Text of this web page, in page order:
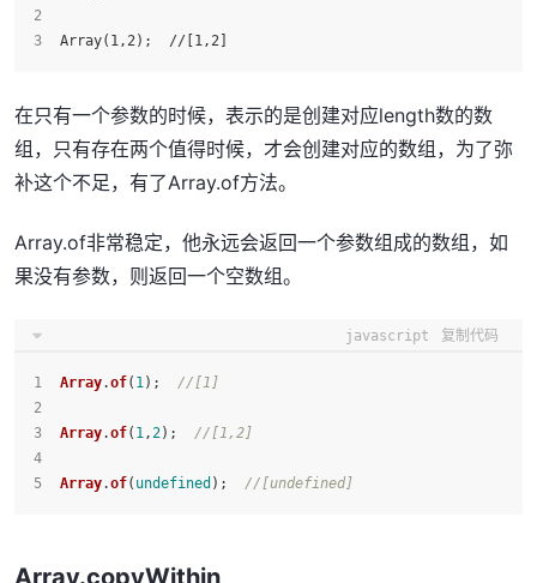
Array(1,2);  //[1,2]
在只有一个参数的时候，表示的是创建对应length数的数
组，只有存在两个值得时候，才会创建对应的数组，为了弥
补这个不足，有了Array.of方法。
Array.of非常稳定，他永远会返回一个参数组成的数组，如
果没有参数，则返回一个空数组。
javascript 复制代码
Array.of( 1); //[1]
Array.of( 1,2); //[1,2]
Array.of( undefined ); //[undefined]
Array.copyWithin